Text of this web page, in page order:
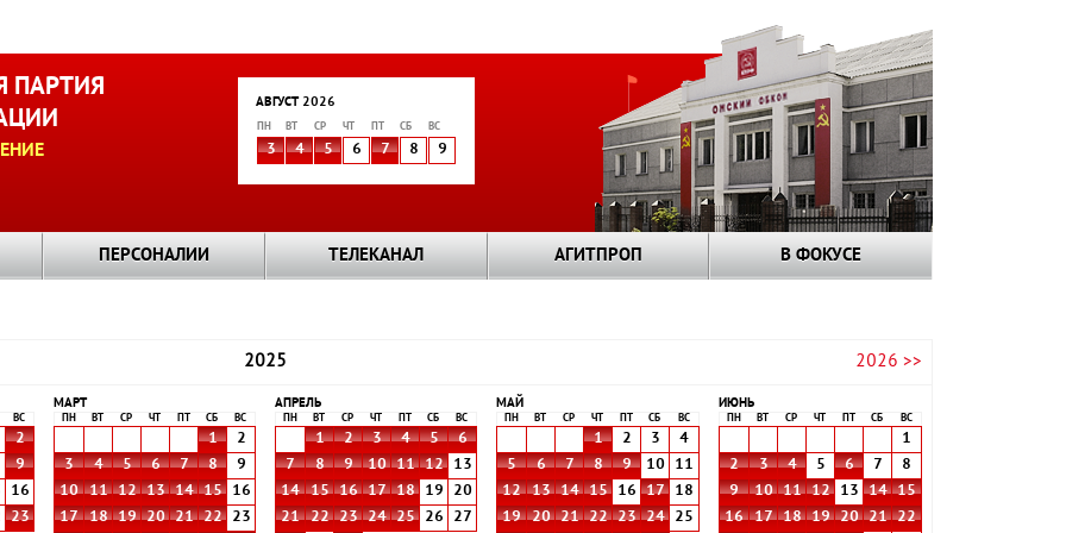
ПАРТИЯ
АВГУСТ 2026
ПН ВТ СР ЧТ СБ ВС
3 4 5 6 7 8 9
ПЕРСОНАЛИИ ТЕЛЕКАНАЛ АГИТПРОП В ФОКУСЕ
2025 2026 >>
ВС
2
9
16
23
МАРТ
ПН ВТ СР ЧТ СБ ВС
1
2
3
4 5 6 7 8
9
10
11 12 13 14 15
16
17
18 19 20 21 22
23
АПРЕЛЬ
ПН ВТ СР ЧТ СБ ВС
1 2 3 4 5
6
7
8 9 10 11 12
13
14
15 16 17 18 19
20
21
22 23 24 25 26
27
МАЙ
ПН ВТ СР ЧТ СБ ВС
1 2 3
4
5
6 7 8 9 10
11
12
13 14 15 16 17
18
19
20 21 22 23 24
25
ИЮНЬ
ПН ВТ СР ЧТ СБ ВС
1
2
3 4 5 6 7
8
9
10 11 12 13 14
15
16
17 18 19 20 21
22